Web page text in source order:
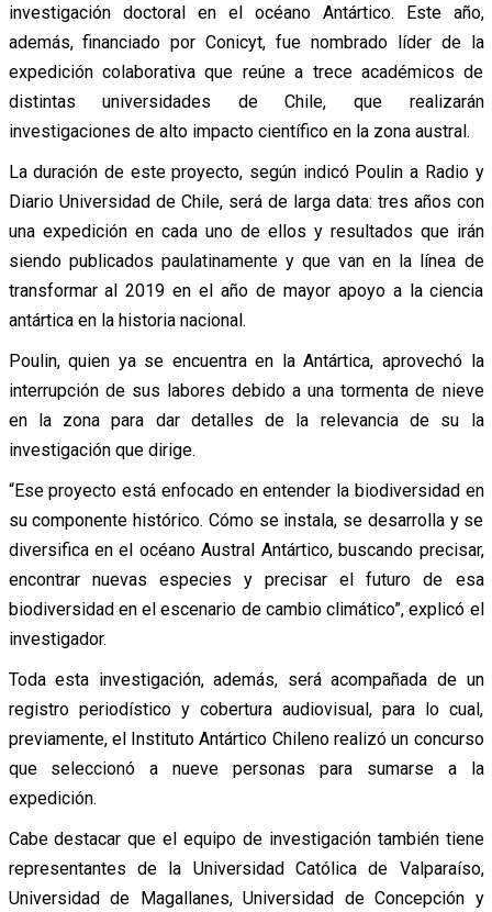
investigación doctoral en el océano Antártico. Este año,
además, financiado por Conicyt, fue nombrado líder de la
expedición colaborativa que reúne a trece académicos de
distintas universidades de Chile, que realizarán
investigaciones de alto impacto científico en la zona austral.
La duración de este proyecto, según indicó Poulin a Radio y
Diario Universidad de Chile, será de larga data: tres años con
una expedición en cada uno de ellos y resultados que irán
siendo publicados paulatinamente y que van en la línea de
transformar al 2019 en el año de mayor apoyo a la ciencia
antártica en la historia nacional.
Poulin, quien ya se encuentra en la Antártica, aprovechó la
interrupción de sus labores debido a una tormenta de nieve
en la zona para dar detalles de la relevancia de su la
investigación que dirige.
“Ese proyecto está enfocado en entender la biodiversidad en
su componente histórico. Cómo se instala, se desarrolla y se
diversifica en el océano Austral Antártico, buscando precisar,
encontrar nuevas especies y precisar el futuro de esa
biodiversidad en el escenario de cambio climático”, explicó el
investigador.
Toda esta investigación, además, será acompañada de un
registro periodístico y cobertura audiovisual, para lo cual,
previamente, el Instituto Antártico Chileno realizó un concurso
que seleccionó a nueve personas para sumarse a la
expedición.
Cabe destacar que el equipo de investigación también tiene
representantes de la Universidad Católica de Valparaíso,
Universidad de Magallanes, Universidad de Concepción y